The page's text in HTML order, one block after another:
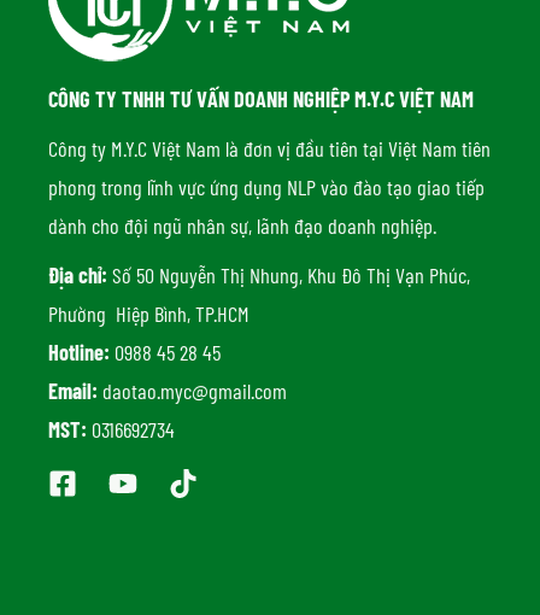
CÔNG TY TNHH TƯ VẤN DOANH NGHIỆP M.Y.C VIỆT NAM
Công ty M.Y.C Việt Nam là đơn vị đầu tiên tại Việt Nam tiên
phong trong lĩnh vực ứng dụng NLP vào đào tạo giao tiếp
dành cho đội ngũ nhân sự, lãnh đạo doanh nghiệp.
Địa chỉ: Số 50 Nguyễn Thị Nhung, Khu Đô Thị Vạn Phúc,
Phường Hiệp Bình, TP.HCM
Hotline: 0988 45 28 45
Email: daotao.myc@gmail.com
MST: 0316692734